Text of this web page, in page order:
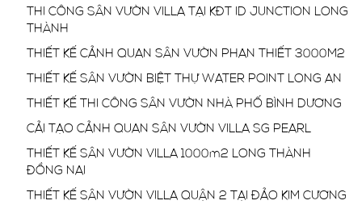
THI CÔNG SÂN VƯỜN VILLA TẠI KĐT ID JUNCTION LONG
THÀNH
THIẾT KẾ CẢNH QUAN SÂN VƯỜN PHAN THIẾT 3000M2
THIẾT KẾ SÂN VƯỜN BIỆT THỰ WATER POINT LONG AN
THIẾT KẾ THI CÔNG SÂN VƯỜN NHÀ PHỐ BÌNH DƯƠNG
CẢI TẠO CẢNH QUAN SÂN VƯỜN VILLA SG PEARL
THIẾT KẾ SÂN VƯỜN VILLA 1000m2 LONG THÀNH
ĐỒNG NAI
THIẾT KẾ SÂN VƯỜN VILLA QUẬN 2 TẠI ĐẢO KIM CƯƠNG